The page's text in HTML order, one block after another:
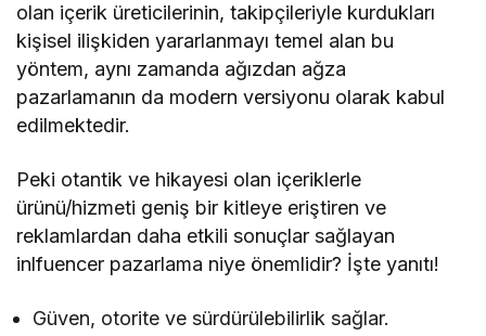
olan içerik üreticilerinin, takipçileriyle kurdukları
kişisel ilişkiden yararlanmayı temel alan bu
yöntem, aynı zamanda ağızdan ağza
pazarlamanın da modern versiyonu olarak kabul
edilmektedir.
Peki otantik ve hikayesi olan içeriklerle
ürünü/hizmeti geniş bir kitleye eriştiren ve
reklamlardan daha etkili sonuçlar sağlayan
inlfuencer pazarlama niye önemlidir? İşte yanıtı!
Güven, otorite ve sürdürülebilirlik sağlar.